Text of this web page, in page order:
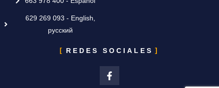
629 269 093 - English,
русский
REDES SOCIALES